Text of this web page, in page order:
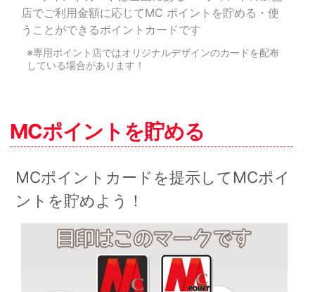
店でご利用金額に応じてMC ポイントを貯める・使
うことができるポイントカードです
※専用ポイント店ではオリジナルデザインのカードを配布
している場合があります！
MCポイントを貯める
MCポイントカードを提示してMCポイ
ントを貯めよう！